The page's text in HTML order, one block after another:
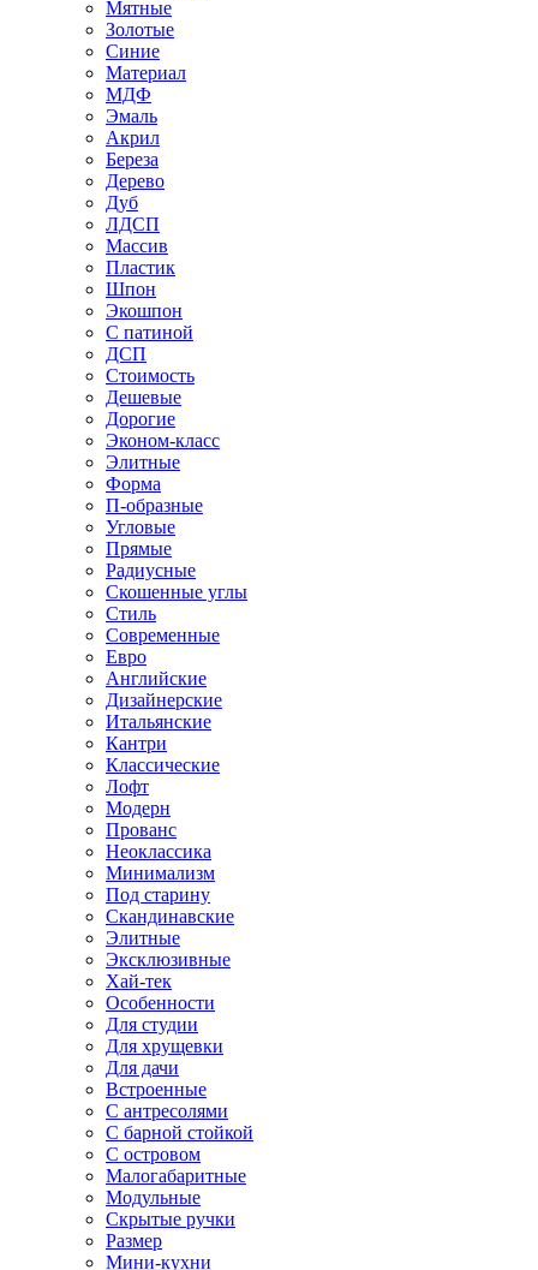
Мятные
Золотые
Синие
Материал
МДФ
Эмаль
Акрил
Береза
Дерево
Дуб
ЛДСП
Массив
Пластик
Шпон
Экошпон
С патиной
ДСП
Стоимость
Дешевые
Дорогие
Эконом-класс
Элитные
Форма
П-образные
Угловые
Прямые
Радиусные
Скошенные углы
Стиль
Современные
Евро
Английские
Дизайнерские
Итальянские
Кантри
Классические
Лофт
Модерн
Прованс
Неоклассика
Минимализм
Под старину
Скандинавские
Элитные
Эксклюзивные
Хай-тек
Особенности
Для студии
Для хрущевки
Для дачи
Встроенные
С антресолями
С барной стойкой
С островом
Малогабаритные
Модульные
Скрытые ручки
Размер
Мини-кухни